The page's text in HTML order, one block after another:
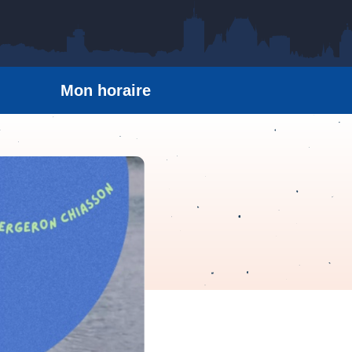
Mon horaire